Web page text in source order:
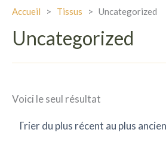
Accueil > Tissus > Uncategorized
Uncategorized
Voici le seul résultat